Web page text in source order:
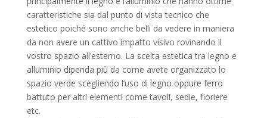
caratteristiche sia dal punto di vista tecnico che
estetico poiché sono anche belli da vedere in maniera
da non avere un cattivo impatto visivo rovinando il
vostro spazio all’esterno. La scelta estetica tra legno e
alluminio dipenda più da come avete organizzato lo
spazio verde scegliendo l’uso di legno oppure ferro
battuto per altri elementi come tavoli, sedie, fioriere
etc.